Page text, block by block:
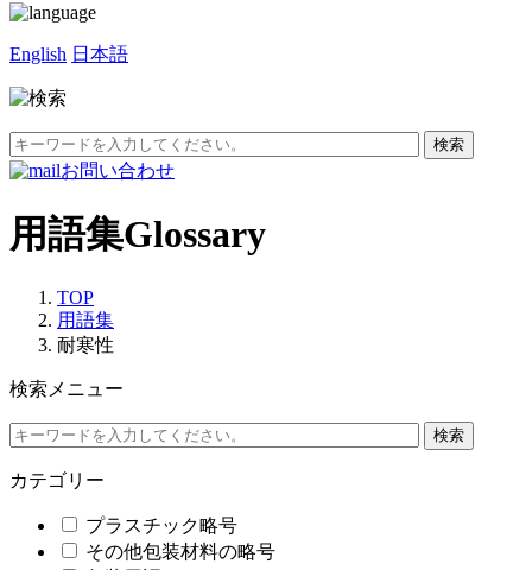
English 日本語
お問い合わせ
用語集Glossary
TOP
用語集
耐寒性
検索メニュー
カテゴリー
プラスチック略号
その他包装材料の略号